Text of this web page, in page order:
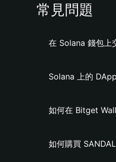
常見問題
在 Solana 錢包上
Solana 上的 DApp
如何在 Bitget
如何購買